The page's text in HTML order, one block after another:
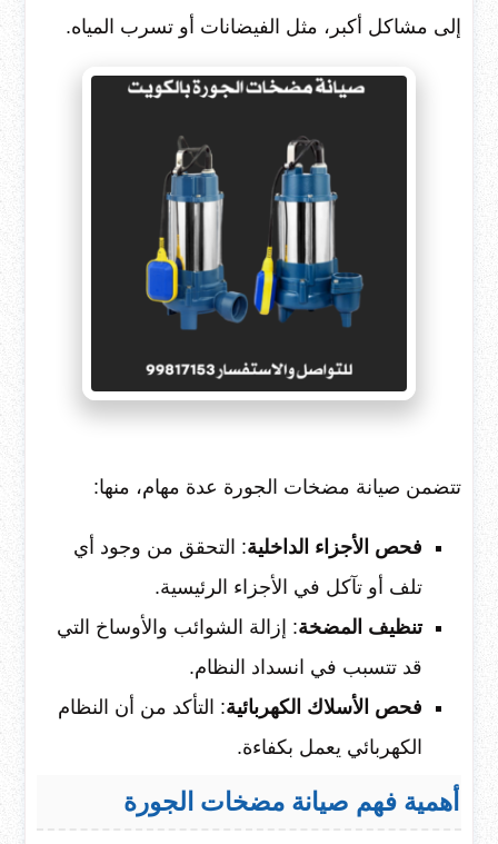
إلى مشاكل أكبر، مثل الفيضانات أو تسرب المياه.
تتضمن صيانة مضخات الجورة عدة مهام، منها:
فحص الأجزاء الداخلية: التحقق من وجود أي
تلف أو تآكل في الأجزاء الرئيسية.
تنظيف المضخة: إزالة الشوائب والأوساخ التي
قد تتسبب في انسداد النظام.
فحص الأسلاك الكهربائية: التأكد من أن النظام
الكهربائي يعمل بكفاءة.
أهمية فهم صيانة مضخات الجورة